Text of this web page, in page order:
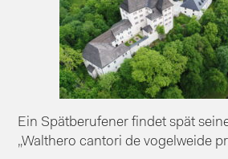
Ein Spätberufener findet spät
„Walthero cantori de vogelweide